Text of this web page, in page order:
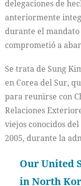
delegaciones de
anteriormente
durante el mandato
comprometió a
Se trata de Sung
en Corea del Sur,
para reunirse con
Relaciones
viejos conocidos
2005, durante la
Our United
in North